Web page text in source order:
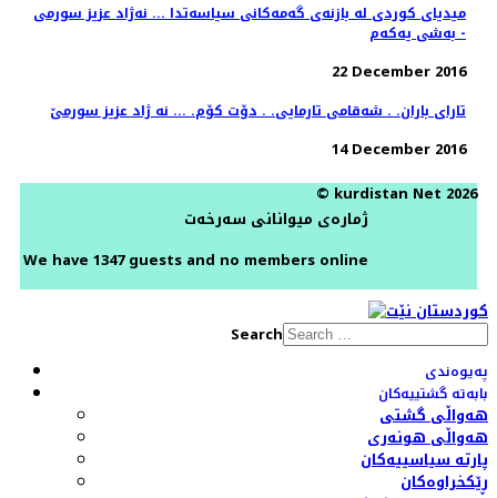
میدیای كوردی له‌ بازنه‌ی گه‌مه‌كانی سیاسه‌تدا ... نه‌ژاد عزیز سورمی
- به‌شی یه‌كه‌م
22 December 2016
تارای باران. . شه‌قامی تارمایی. . دۆت كۆم. ... نه ژاد عزیز سورمێ
14 December 2016
© kurdistan Net 2026
ژمارەی میوانانی سەرخەت
We have 1347 guests and no members online
Search
پەیوەندی
بابەتە گشتییەکان
هەواڵی گشتی
هەواڵی هونەری
پارتە سیاسییەکان
ڕێکخراوەکان